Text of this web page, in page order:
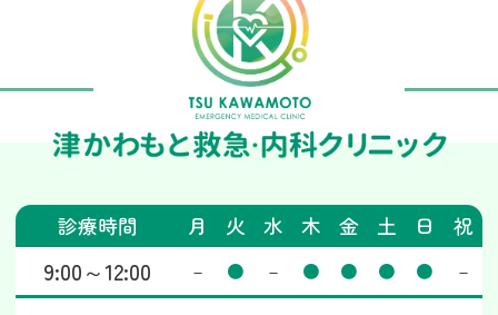
診療時間 月 火 水 木 金 土 日 祝
9:00～12:00 － ● － ● ● ● ● －